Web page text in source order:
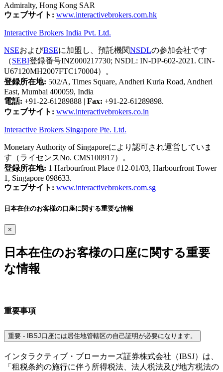
Admiralty, Hong Kong SAR
ウェブサイト: www.interactivebrokers.com.hk
Interactive Brokers India Pvt. Ltd.
NSEおよびBSEに加盟し、預託機関NSDLの参加会社です
（SEBI登録番号INZ000217730; NSDL: IN-DP-602-2021. CIN-
U67120MH2007FTC170004）。
登録所在地: 502/A, Times Square, Andheri Kurla Road, Andheri
East, Mumbai 400059, India
電話: +91-22-61289888 | Fax: +91-22-61289898.
ウェブサイト: www.interactivebrokers.co.in
Interactive Brokers Singapore Pte. Ltd.
Monetary Authority of Singaporeにより認可され運営していま
す（ライセンスNo. CMS100917）。
登録所在地: 1 Harbourfront Place #12-01/03, Harbourfront Tower
1, Singapore 098633.
ウェブサイト: www.interactivebrokers.com.sg
日本在住のお客様の口座に関する重要な情報
×
日本在住のお客様の口座に関する重要
な情報
重要事項
重要 - IBSJ口座には居住地管轄区の自己証明が必要になります。
インタラクティブ・ブローカーズ証券株式会社（IBSJ）は、
「租税条約の施行に伴う所得税法、法人税法及び地方税法の